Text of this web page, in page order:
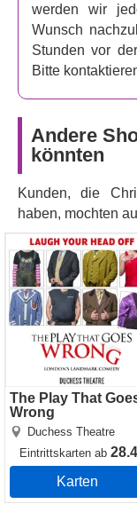
werden wir
Wunsch
Stunden vor
Bitte
Andere
könnten
Kunden, die
haben, mochten
The Play That
Wrong
Duchess Theatre
Eintrittskartenab
Karten
The Play That Goes
Wrong